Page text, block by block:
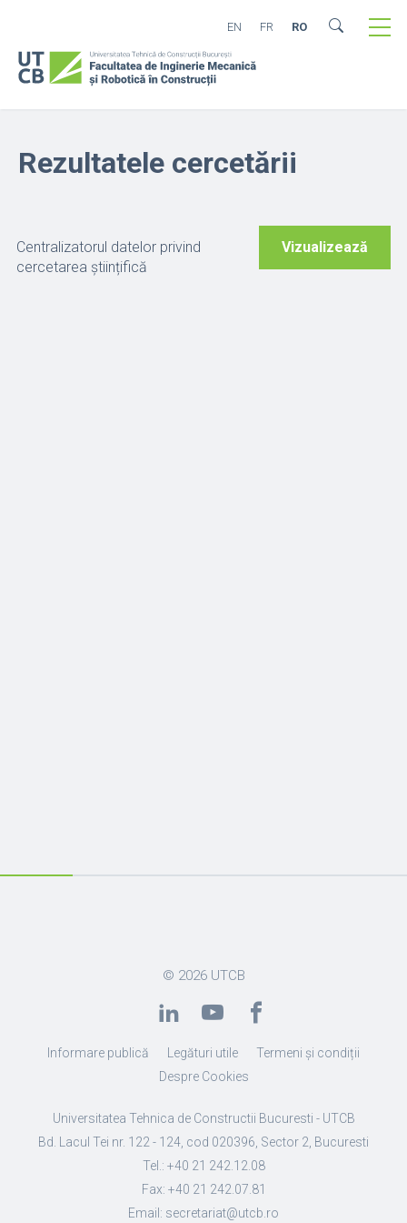
EN FR RO
Rezultatele cercetării
Centralizatorul datelor privind
cercetarea științifică
Vizualizează
© 2026 UTCB
Informare publică Legături utile
Termeni și condiții
Despre Cookies
Universitatea Tehnica de Constructii Bucuresti - UTCB
Bd. Lacul Tei nr. 122 - 124, cod 020396, Sector 2, Bucuresti
Tel.: +40 21 242.12.08
Fax: +40 21 242.07.81
Email: secretariat@utcb.ro